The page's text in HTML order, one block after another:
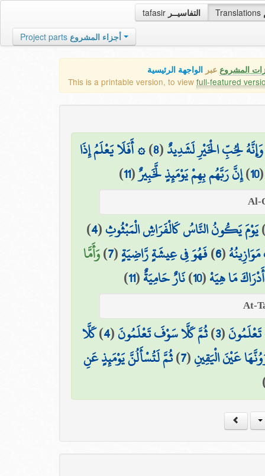
tafasir التفاسيــر Translations
Project parts أجزاء المشروع
المشروع عبر الواجهة الرئيسية
This is a printable version, to view full-featured
وَإِنَّهُ لِحُبِّ الْخَيْرِ لَشَدِيدٌ(
8
)۞ أَفَلَا يَعْلَمُ إِذَا
10
)إِنَّ رَبَّهُم بِهِمْ يَوْمَئِذٍ لَّخَبِيرٌ(
11
)
يَوْمَ يَكُونُ النَّاسُ كَالْفَرَاشِ الْمَبْثُوثِ(
4
)
(
6
)فَهُوَ فِي عِيشَةٍ رَّاضِيَةٍ(
7
)وَأَمَّا
مَا هِيَهْ(
10
)نَارٌ حَامِيَةٌ(
11
)
(
3
)ثُمَّ كَلَّا سَوْفَ تَعْلَمُونَ(
4
)كَلَّا
عَيْنَ الْيَقِينِ(
7
)ثُمَّ لَتُسْأَلُنَّ يَوْمَئِذٍ عَنِ